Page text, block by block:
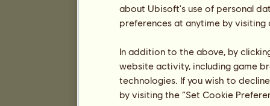
about Ubisoft's use of personal
preferences at anytime by
In addition to the above, by
website activity, including game
technologies. If you wish to
by visiting the “Set Cookie